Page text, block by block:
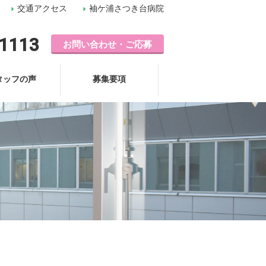
交通アクセス 袖ケ浦さつき台病院
お問い合わせ・ご応募
ッフの声 募集要項